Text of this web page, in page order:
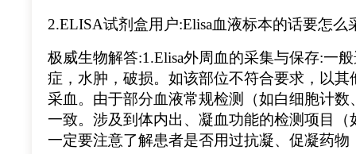
2.ELISA试剂盒用户:Elisa血液标本的话要怎么
极威生物解答:1.Elisa外周血的采集与保存:一
症，水肿，破损。如该部位不符合要求，以
采血。由于部分血液常规检测（如白细胞计
一致。涉及到体内出、凝血功能的检测项目
一定要注意了解患者是否用过抗凝、促凝药